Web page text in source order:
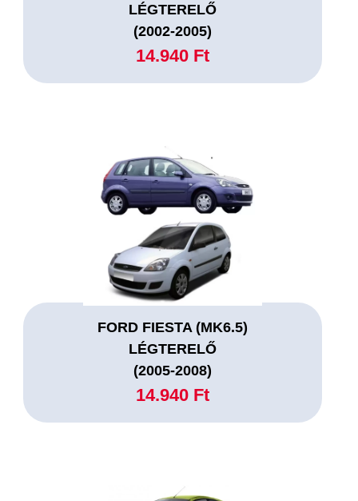
LÉGTERELŐ
(2002-2005)
14.940 Ft
FORD FIESTA (MK6.5)
LÉGTERELŐ
(2005-2008)
14.940 Ft